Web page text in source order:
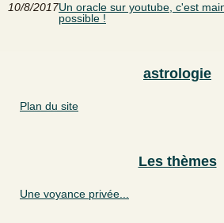
10/8/2017Un oracle sur youtube, c'est
possible !
astrologie
Plan du site
Les thèmes
Une voyance privée...